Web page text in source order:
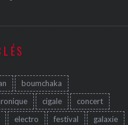
boumchaka
cigale
concert
electro festival galaxie